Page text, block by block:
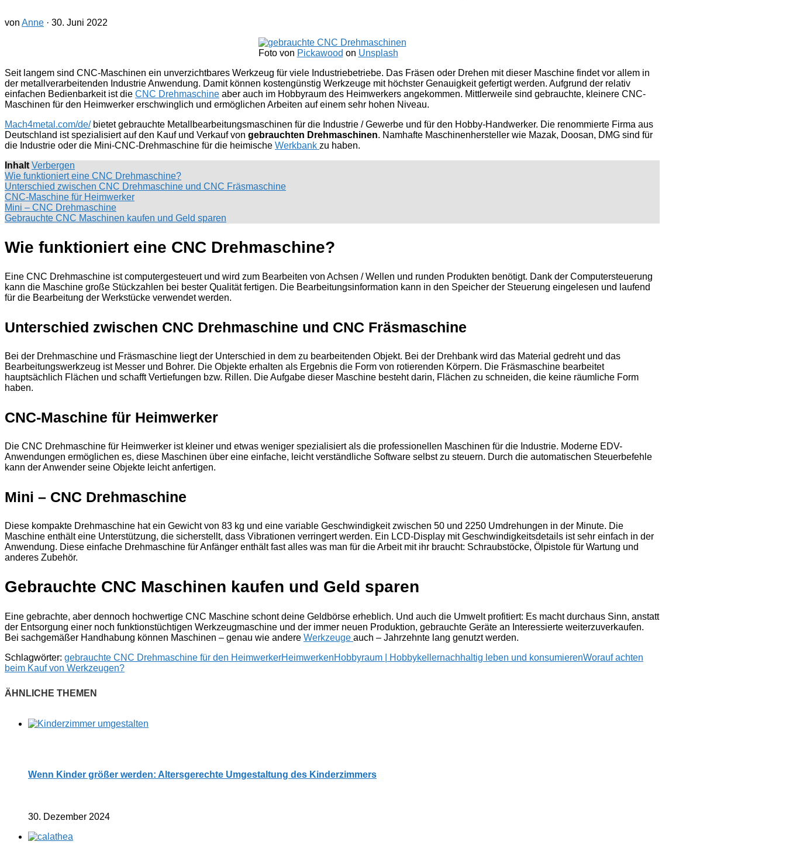
von Anne · 30. Juni 2022
Foto von Pickawood on Unsplash
Seit langem sind CNC-Maschinen ein unverzichtbares Werkzeug für viele Industriebetriebe. Das Fräsen oder Drehen mit dieser Maschine findet vor allem in
der metallverarbeitenden Industrie Anwendung. Damit können kostengünstig Werkzeuge mit höchster Genauigkeit gefertigt werden. Aufgrund der relativ
einfachen Bedienbarkeit ist die CNC Drehmaschine aber auch im Hobbyraum des Heimwerkers angekommen. Mittlerweile sind gebrauchte, kleinere CNC-
Maschinen für den Heimwerker erschwinglich und ermöglichen Arbeiten auf einem sehr hohen Niveau.
Mach4metal.com/de/bietet gebrauchte Metallbearbeitungsmaschinen für die Industrie / Gewerbe und für den Hobby-Handwerker. Die renommierte Firma aus
Deutschland ist spezialisiert auf den Kauf und Verkauf von gebrauchten Drehmaschinen. Namhafte Maschinenhersteller wie Mazak, Doosan, DMG sind für
die Industrie oder die Mini-CNC-Drehmaschine für die heimische Werkbank zu haben.
Inhalt Verbergen
Wie funktioniert eine CNC Drehmaschine?
Unterschied zwischen CNC Drehmaschine und CNC Fräsmaschine
CNC-Maschine für Heimwerker
Mini – CNC Drehmaschine
Gebrauchte CNC Maschinen kaufen und Geld sparen
Wie funktioniert eine CNC Drehmaschine?
Eine CNC Drehmaschine ist computergesteuert und wird zum Bearbeiten von Achsen / Wellen und runden Produkten benötigt. Dank der Computersteuerung
kann die Maschine große Stückzahlen bei bester Qualität fertigen. Die Bearbeitungsinformation kann in den Speicher der Steuerung eingelesen und laufend
für die Bearbeitung der Werkstücke verwendet werden.
Unterschied zwischen CNC Drehmaschine und CNC Fräsmaschine
Bei der Drehmaschine und Fräsmaschine liegt der Unterschied in dem zu bearbeitenden Objekt. Bei der Drehbank wird das Material gedreht und das
Bearbeitungswerkzeug ist Messer und Bohrer. Die Objekte erhalten als Ergebnis die Form von rotierenden Körpern. Die Fräsmaschine bearbeitet
hauptsächlich Flächen und schafft Vertiefungen bzw. Rillen. Die Aufgabe dieser Maschine besteht darin, Flächen zu schneiden, die keine räumliche Form
haben.
CNC-Maschine für Heimwerker
Die CNC Drehmaschine für Heimwerker ist kleiner und etwas weniger spezialisiert als die professionellen Maschinen für die Industrie. Moderne EDV-
Anwendungen ermöglichen es, diese Maschinen über eine einfache, leicht verständliche Software selbst zu steuern. Durch die automatischen Steuerbefehle
kann der Anwender seine Objekte leicht anfertigen.
Mini – CNC Drehmaschine
Diese kompakte Drehmaschine hat ein Gewicht von 83 kg und eine variable Geschwindigkeit zwischen 50 und 2250 Umdrehungen in der Minute. Die
Maschine enthält eine Unterstützung, die sicherstellt, dass Vibrationen verringert werden. Ein LCD-Display mit Geschwindigkeitsdetails ist sehr einfach in der
Anwendung. Diese einfache Drehmaschine für Anfänger enthält fast alles was man für die Arbeit mit ihr braucht: Schraubstöcke, Ölpistole für Wartung und
anderes Zubehör.
Gebrauchte CNC Maschinen kaufen und Geld sparen
Eine gebrachte, aber dennoch hochwertige CNC Maschine schont deine Geldbörse erheblich. Und auch die Umwelt profitiert: Es macht durchaus Sinn, anstatt
der Entsorgung einer noch funktionstüchtigen Werkzeugmaschine und der immer neuen Produktion, gebrauchte Geräte an Interessierte weiterzuverkaufen.
Bei sachgemäßer Handhabung können Maschinen – genau wie andere Werkzeuge auch – Jahrzehnte lang genutzt werden.
Schlagwörter: gebrauchte CNC Drehmaschine für den HeimwerkerHeimwerkenHobbyraum | Hobbykellernachhaltig leben und konsumierenWorauf achten
beim Kauf von Werkzeugen?
Wenn Kinder größer werden: Altersgerechte Umgestaltung des Kinderzimmers
30. Dezember 2024